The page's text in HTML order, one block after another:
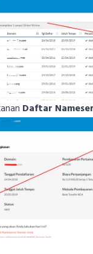
Daftar